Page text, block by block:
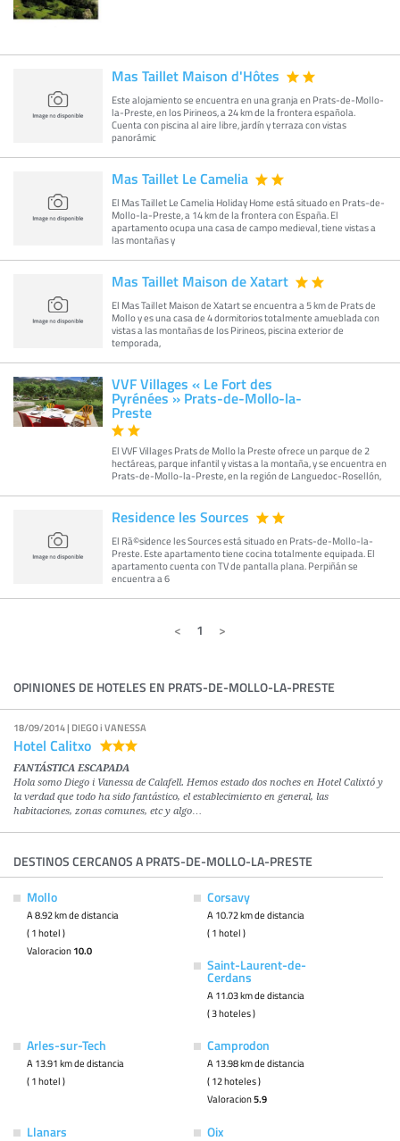
Mas Taillet Maison d'Hôtes
Este alojamiento se encuentra en una granja en Prats-de-Mollo-
la-Preste, en los Pirineos, a 24 km de la frontera española.
Cuenta con piscina al aire libre, jardín y terraza con vistas
panorámic
Mas Taillet Le Camelia
El Mas Taillet Le Camelia Holiday Home está situado en Prats-de-
Mollo-la-Preste, a 14 km de la frontera con España. El
apartamento ocupa una casa de campo medieval, tiene vistas a
las montañas y
Mas Taillet Maison de Xatart
El Mas Taillet Maison de Xatart se encuentra a 5 km de Prats de
Mollo y es una casa de 4 dormitorios totalmente amueblada con
vistas a las montañas de los Pirineos, piscina exterior de
temporada,
VVF Villages « Le Fort des
Pyrénées » Prats-de-Mollo-la-
Preste
El VVF Villages Prats de Mollo la Preste ofrece un parque de 2
hectáreas, parque infantil y vistas a la montaña, y se encuentra en
Prats-de-Mollo-la-Preste, en la región de Languedoc-Rosellón,
Residence les Sources
El Rã©sidence les Sources está situado en Prats-de-Mollo-la-
Preste. Este apartamento tiene cocina totalmente equipada. El
apartamento cuenta con TV de pantalla plana. Perpiñán se
encuentra a 6
1
OPINIONES DE HOTELES EN PRATS-DE-MOLLO-LA-PRESTE
18/09/2014 | DIEGO i VANESSA
Hotel Calitxo
FANTÁSTICA ESCAPADA
Hola somo Diego i Vanessa de Calafell. Hemos estado dos noches en Hotel Calixtó y
la verdad que todo ha sido fantástico, el establecimiento en general, las
habitaciones, zonas comunes, etc y algo…
DESTINOS CERCANOS A PRATS-DE-MOLLO-LA-PRESTE
Mollo
A 8.92 km de distancia
( 1 hotel )
Valoracion 10.0
Corsavy
A 10.72 km de distancia
( 1 hotel )
Saint-Laurent-de-
Cerdans
A 11.03 km de distancia
( 3 hoteles )
Arles-sur-Tech
A 13.91 km de distancia
( 1 hotel )
Camprodon
A 13.98 km de distancia
( 12 hoteles )
Valoracion5.9
Llanars Oix